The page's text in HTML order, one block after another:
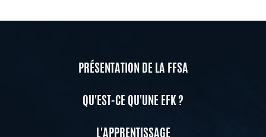
PRÉSENTATION DE LA FFSA
QU'EST-CE QU'UNE EFK ?
L'APPRENTISSAGE